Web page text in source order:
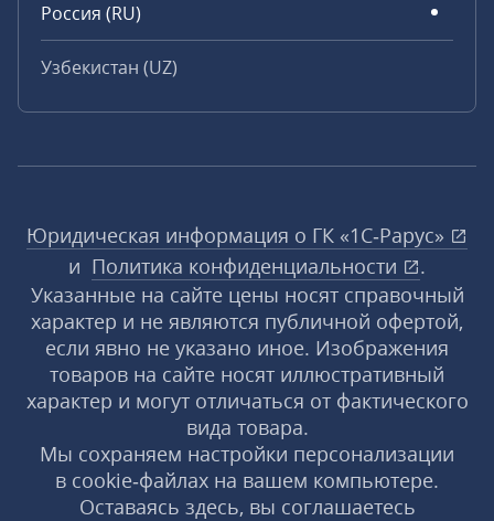
Россия (RU)
Узбекистан (UZ)
Юридическая информация о ГК «1С‑Рарус»
и Политика конфиденциальности
.
Указанные на сайте цены носят справочный
характер и не являются публичной офертой,
если явно не указано иное. Изображения
товаров на сайте носят иллюстративный
характер и могут отличаться от фактического
вида товара.
Мы сохраняем настройки персонализации
в cookie‑файлах на вашем компьютере.
Оставаясь здесь, вы соглашаетесь